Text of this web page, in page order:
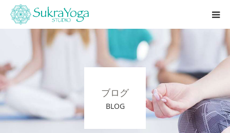
ブログ
BLOG
シュクラヨガとは
本庄店
レッスン